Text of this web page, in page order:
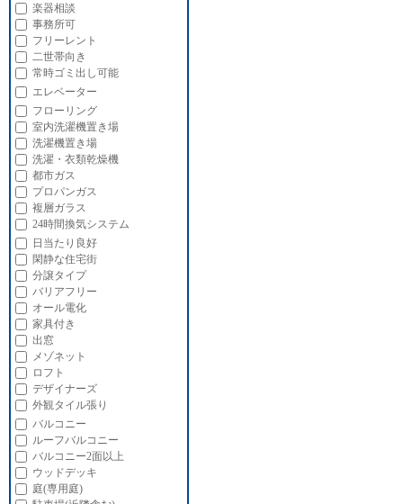
楽器相談
事務所可
フリーレント
二世帯向き
常時ゴミ出し可能
エレベーター
フローリング
室内洗濯機置き場
洗濯機置き場
洗濯・衣類乾燥機
都市ガス
プロパンガス
複層ガラス
24時間換気システム
日当たり良好
閑静な住宅街
分譲タイプ
バリアフリー
オール電化
家具付き
出窓
メゾネット
ロフト
デザイナーズ
外観タイル張り
バルコニー
ルーフバルコニー
バルコニー2面以上
ウッドデッキ
庭(専用庭)